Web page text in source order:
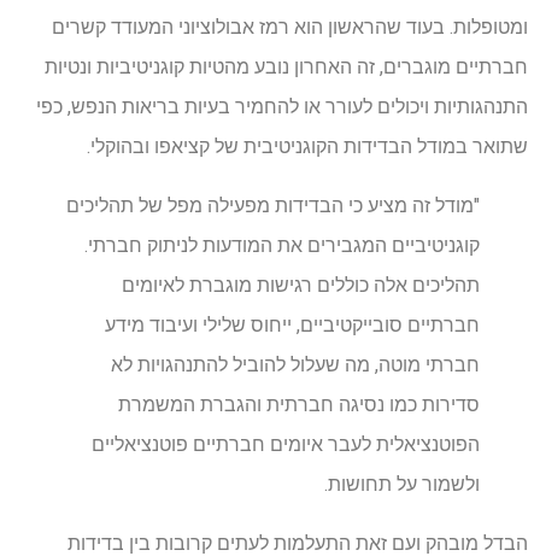
ומטופלות. בעוד שהראשון הוא רמז אבולוציוני המעודד קשרים
חברתיים מוגברים, זה האחרון נובע מהטיות קוגניטיביות ונטיות
התנהגותיות ויכולים לעורר או להחמיר בעיות בריאות הנפש, כפי
שתואר במודל הבדידות הקוגניטיבית של קציאפו ובהוקלי.
"מודל זה מציע כי הבדידות מפעילה מפל של תהליכים
קוגניטיביים המגבירים את המודעות לניתוק חברתי.
תהליכים אלה כוללים רגישות מוגברת לאיומים
חברתיים סובייקטיביים, ייחוס שלילי ועיבוד מידע
חברתי מוטה, מה שעלול להוביל להתנהגויות לא
סדירות כמו נסיגה חברתית והגברת המשמרת
הפוטנציאלית לעבר איומים חברתיים פוטנציאליים
ולשמור על תחושות.
הבדל מובהק ועם זאת התעלמות לעתים קרובות בין בדידות